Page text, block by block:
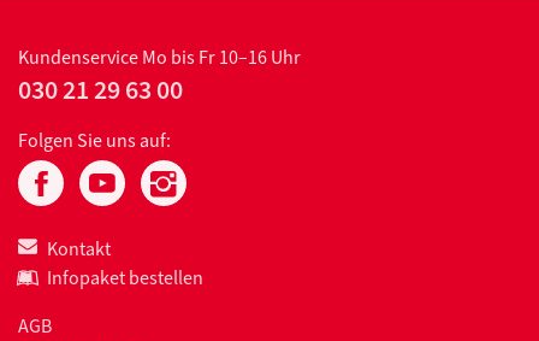
KundenserviceMo bis Fr 10–16 Uhr
030 21 29 63 00
Folgen Sie uns auf:
Kontakt
Infopaket bestellen
AGB